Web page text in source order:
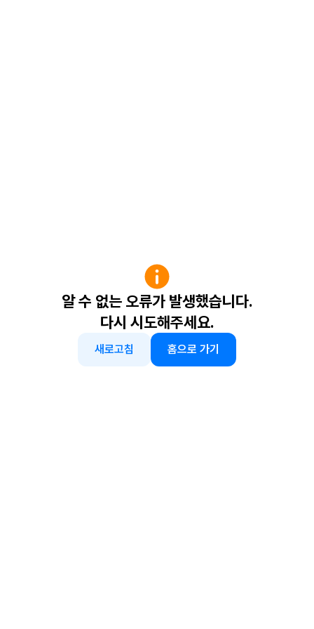
알 수 없는 오류가 발생했습니다.
다시 시도해주세요.
새로고침 홈으로 가기